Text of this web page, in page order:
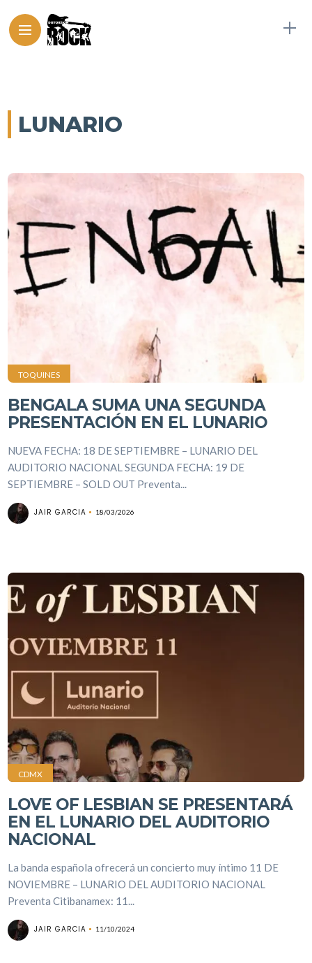
LUNARIO
TOQUINES
BENGALA SUMA UNA SEGUNDA
PRESENTACIÓN EN EL LUNARIO
NUEVA FECHA: 18 DE SEPTIEMBRE – LUNARIO DEL
AUDITORIO NACIONAL SEGUNDA FECHA: 19 DE
SEPTIEMBRE – SOLD OUT Preventa...
JAIR GARCIA 18/03/2026
CDMX
LOVE OF LESBIAN SE PRESENTARÁ
EN EL LUNARIO DEL AUDITORIO
NACIONAL
La banda española ofrecerá un concierto muy íntimo 11 DE
NOVIEMBRE – LUNARIO DEL AUDITORIO NACIONAL
Preventa Citibanamex: 11...
JAIR GARCIA 11/10/2024